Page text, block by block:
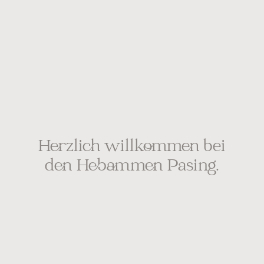
Herzlich willkommen bei
den Hebammen Pasing.